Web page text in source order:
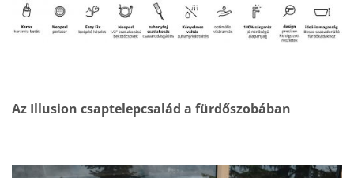
Az Illusion csaptelepcsalád a fürdőszobában